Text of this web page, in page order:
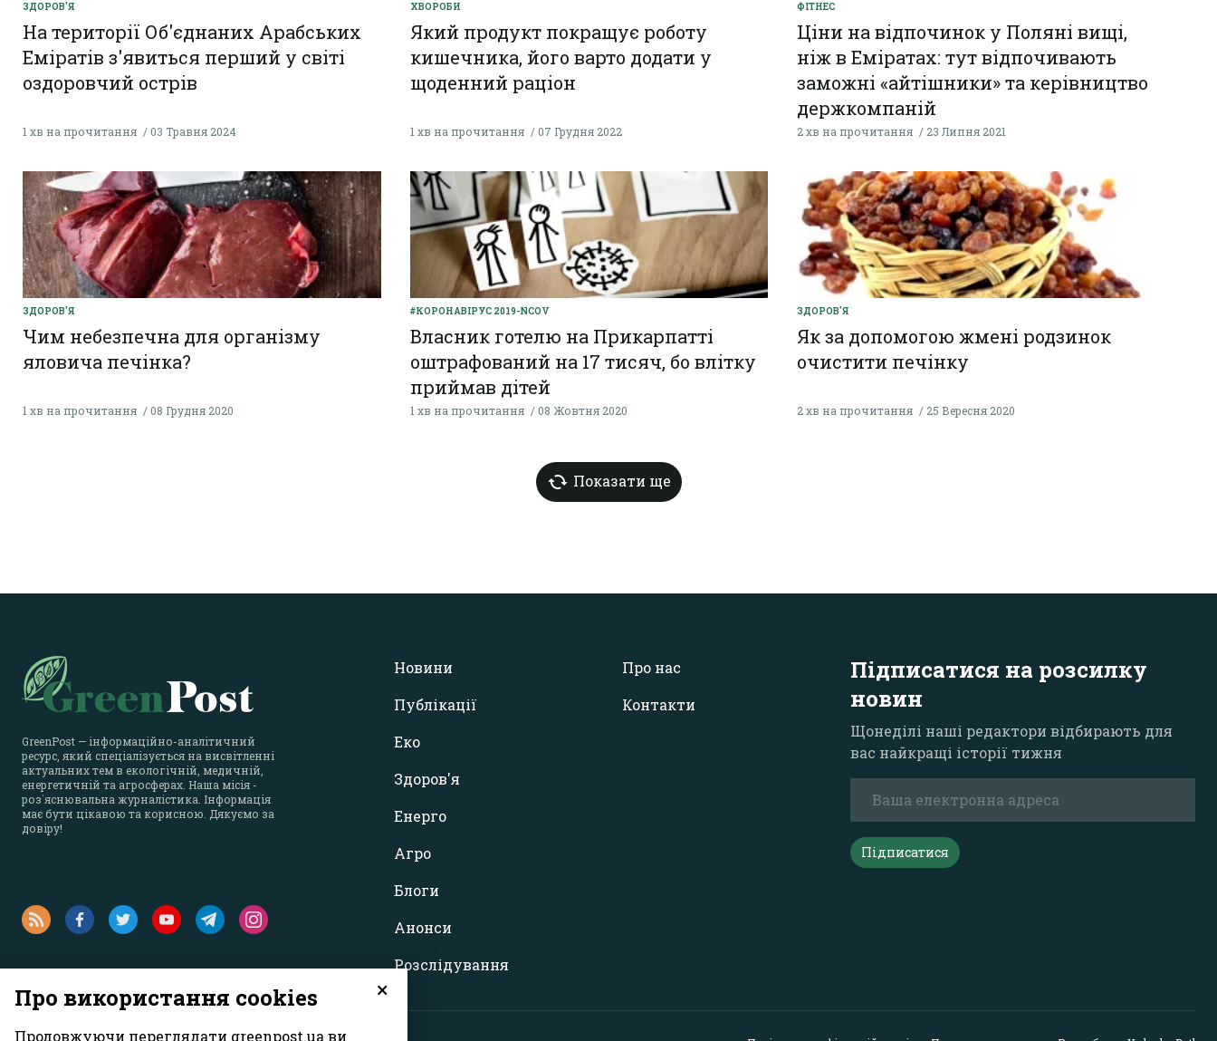
ЗДОРОВ'Я
На території Об'єднаних Арабських
Еміратів з'явиться перший у світі
оздоровчий острів
1 хв на прочитання 03 Травня 2024
ХВОРОБИ
Який продукт покращує роботу
кишечника, його варто додати у
щоденний раціон
1 хв на прочитання 07 Грудня 2022
ФІТНЕС
Ціни на відпочинок у Поляні вищі,
ніж в Еміратах: тут відпочивають
заможні «айтішники» та керівництво
держкомпаній
2 хв на прочитання 23 Липня 2021
ЗДОРОВ'Я
Чим небезпечна для організму
яловича печінка?
1 хв на прочитання 08 Грудня 2020
#КОРОНАВІРУС 2019-NCOV
Власник готелю на Прикарпатті
оштрафований на 17 тисяч, бо влітку
приймав дітей
1 хв на прочитання 08 Жовтня 2020
ЗДОРОВ'Я
Як за допомогою жмені родзинок
очистити печінку
2 хв на прочитання 25 Вересня 2020
Показати ще
GreenPost — інформаційно-аналітичний
ресурс, який спеціалізується на висвітленні
актуальних тем в екологічній, медичній,
енергетичній та агросферах. Наша місія -
роз`яснювальна журналістика. Інформація
має бути цікавою та корисною. Дякуємо за
довіру!
Новини
Публікації
Еко
Здоров'я
Енерго
Агро
Блоги
Анонси
Розслідування
Про нас
Контакти
Підписатися на розсилку
новин
Щонеділі наші редактори відбирають для
вас найкращі історії тижня
Підписатися
×
Про використання cookies
Продовжуючи переглядати greenpost.ua ви